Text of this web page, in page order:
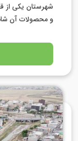
شهرستان یکی از
و محصولات آن